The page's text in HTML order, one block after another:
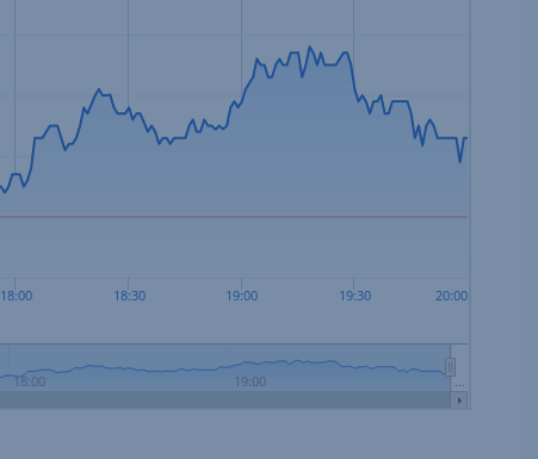
18:00 18:30 19:00 19:30 20:00
18:00 19:00 …